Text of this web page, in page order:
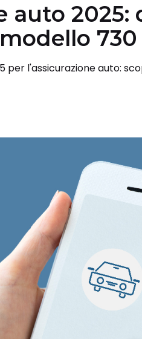
auto 2025:
730
per l'assicurazione auto: